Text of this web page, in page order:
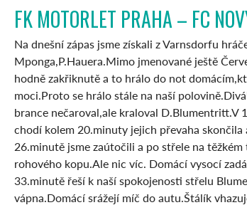
FK MOTORLET PRAHA – FC
Na dnešní zápas jsme získali z Varnsdorfu
Mponga,P.Hauera.Mimo jmenované ještě
hodně zakřiknutě a to hrálo do not
moci.Proto se hrálo stále na naší
brance nečaroval,ale kraloval
chodí kolem 20.minuty jejich převaha skončila
26.minutě jsme zaútočili a po střele na
rohového kopu.Ale nic víc. Domácí vysocí
33.minutě řeší k naší spokojenosti střelu
vápna.Domácí srážejí míč do autu.Štálík